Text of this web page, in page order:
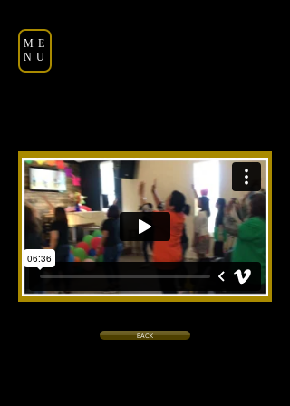
ME
NU
BACK